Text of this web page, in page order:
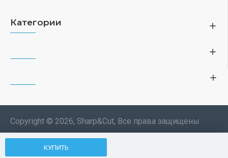
КУПИТЬ
Категории
Copyright © 2026, Sharp&Cut, Все права защищены
Типография. 🖨️ Печать всех
изделий по индивидуальному
Мы используем файлы cookie, чтобы вам